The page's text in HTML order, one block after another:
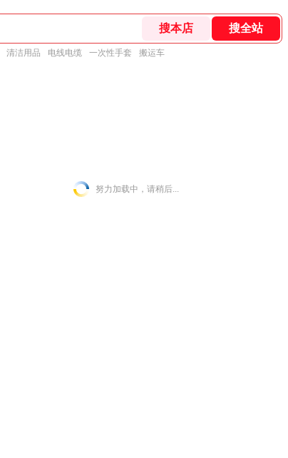
清洁用品 电线电缆 一次性手套 搬运车
努力加载中，请稍后...